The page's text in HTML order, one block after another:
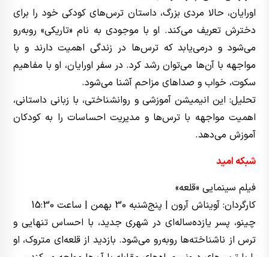
اورایان، حالا مردی بزرگ، داستان ترس‌های کودکی خود را برای
دخترش تعریف می‌کند. او با موجودی به نام «تاریکی» روبه‌رو
می‌شود و درمی‌یابد که ترس‌ها در زندگی اهمیت دارند و با
مواجهه با آن‌ها می‌توان رشد کرد. در سفر اورایان، او با مفاهیم
سکوت، خواب و صداهای مزاحم آشنا می‌شود.
تحلیل: این انیمیشن آموزشی و روانشناختی، با زبانی داستانی،
اهمیت مواجهه با ترس‌ها و مدیریت احساسات را به کودکان
آموزش می‌دهد.
شبکه امید
فیلم سینمایی «قلعه»
کارگردان: آویناش آرون | پنج‌شنبه 30 بهمن | ساعت 15:30
چینو، پسر یازده‌ساله‌ای در شهری جدید، با احساس تنهایی و
ترس از ناشناخته‌ها روبه‌رو می‌شود. بازدید از قلعه‌ای متروک، او